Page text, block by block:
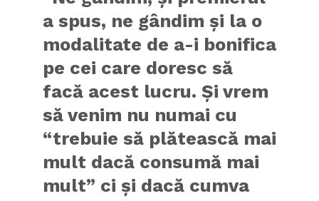
a spus, ne gândim şi la o
modalitate de a-i bonifica
pe cei care doresc să
facă acest lucru. Şi vrem
să venim nu numai cu
“trebuie să plătească mai
mult dacă consumă mai
mult” ci şi dacă cumva